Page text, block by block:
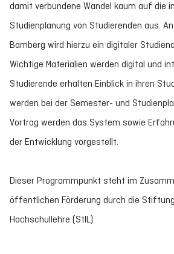
damit verbundene Wandel kaum auf die
Studienplanung von Studierenden aus.
Bamberg wird hierzu ein digitaler
Wichtige Materialien werden digital und
Studierende erhalten Einblick in ihren
werden bei der Semester- und
Vortrag werden das System sowie
der Entwicklung vorgestellt.
Dieser Programmpunkt steht im
öffentlichen Förderung durch die
Hochschullehre (StIL).